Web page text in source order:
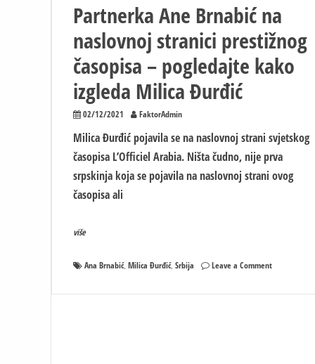
Partnerka Ane Brnabić na
naslovnoj stranici prestižnog
časopisa – pogledajte kako
izgleda Milica Đurđić
02/12/2021 FaktorAdmin
Milica Đurđić pojavila se na naslovnoj strani svjetskog
časopisa L’Officiel Arabia. Ništa čudno, nije prva
srpskinja koja se pojavila na naslovnoj strani ovog
časopisa ali
više
Ana Brnabić, Milica Đurđić, Srbija Leave a Commenton
Ane